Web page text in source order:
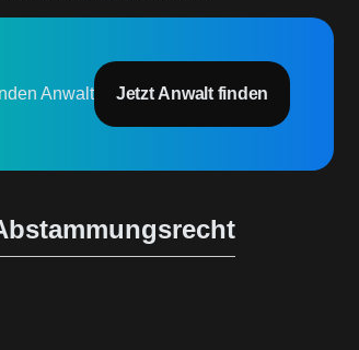
Anwalt Jetzt Anwalt finden